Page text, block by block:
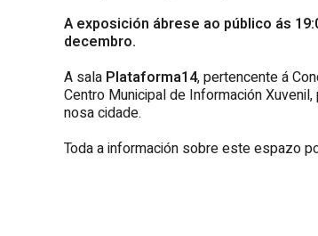
A exposición ábrese ao público ás
decembro.
A sala Plataforma14, pertencente á
Centro Municipal de Información
nosa cidade.
Toda a información sobre este espazo